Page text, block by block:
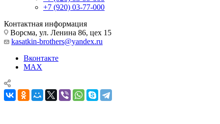
+7 (920) 03-77-000
Контактная информация
Ворсма, ул. Ленина 86, цех 15
kasatkin-brothers@yandex.ru
Вконтакте
MAX